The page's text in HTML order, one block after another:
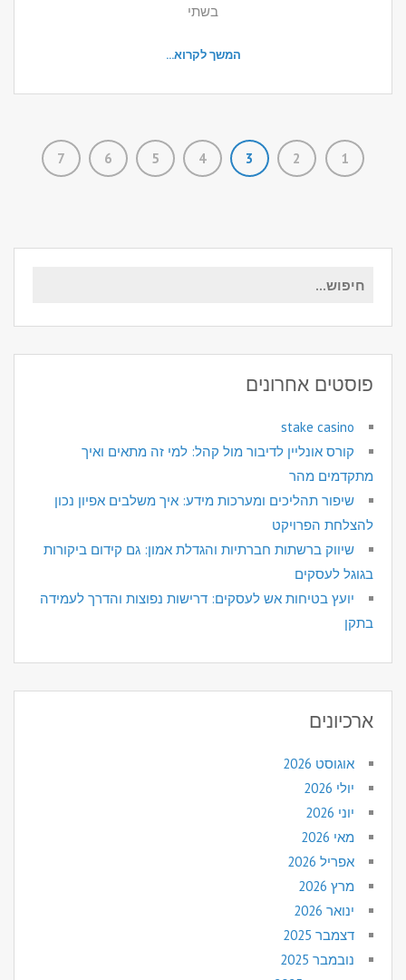
בשתי
המשך לקרוא...
1
2
3
4
5
6
7
חיפוש
פוסטים אחרונים
stake casino
קורס אונליין לדיבור מול קהל: למי זה מתאים ואיך
מתקדמים מהר
שיפור תהליכים ומערכות מידע: איך משלבים אפיון נכון
להצלחת הפרויקט
שיווק ברשתות חברתיות והגדלת אמון: גם קידום ביקורות
בגוגל לעסקים
יועץ בטיחות אש לעסקים: דרישות נפוצות והדרך לעמידה
בתקן
ארכיונים
אוגוסט 2026
יולי 2026
יוני 2026
מאי 2026
אפריל 2026
מרץ 2026
ינואר 2026
דצמבר 2025
נובמבר 2025